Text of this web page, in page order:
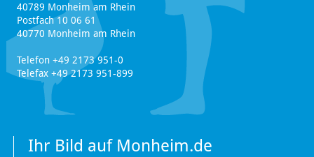
40789 Monheim am Rhein
Postfach 10 06 61
40770 Monheim am Rhein
Telefon +49 2173 951-0
Telefax +49 2173 951-899
Ihr Bild auf Monheim.de